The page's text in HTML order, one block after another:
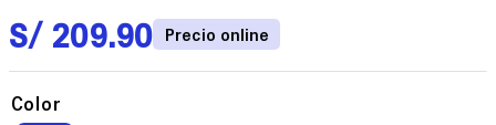
S/ 209.90
Color